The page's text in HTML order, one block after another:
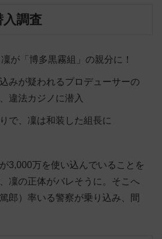
入調査
が「博多黒霧組」の親分に！
みが疑われるプロデューサーの
違法カジノに潜入
で、凜は和装した組長に
3,000万を使い込んでいることを
凜の正体がバレそうに。そこへ
郎）率いる警察が乗り込み、間